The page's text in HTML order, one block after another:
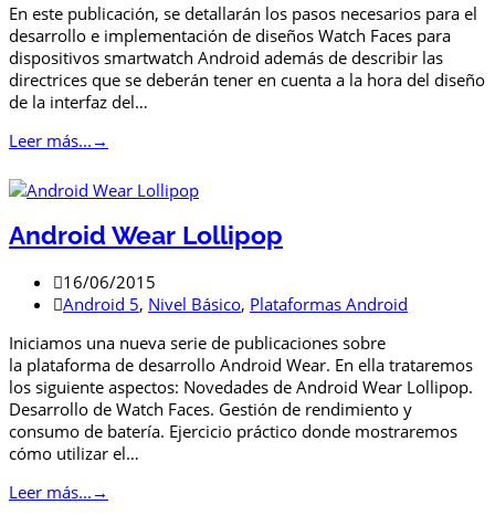
En este publicación, se detallarán los pasos necesarios para el
desarrollo e implementación de diseños Watch Faces para
dispositivos smartwatch Android además de describir las
directrices que se deberán tener en cuenta a la hora del diseño
de la interfaz del…
Leer más... →
Android Wear Lollipop
16/06/2015
Android 5, Nivel Básico, Plataformas Android
Iniciamos una nueva serie de publicaciones sobre
la plataforma de desarrollo Android Wear. En ella trataremos
los siguiente aspectos: Novedades de Android Wear Lollipop.
Desarrollo de Watch Faces. Gestión de rendimiento y
consumo de batería. Ejercicio práctico donde mostraremos
cómo utilizar el…
Leer más... →